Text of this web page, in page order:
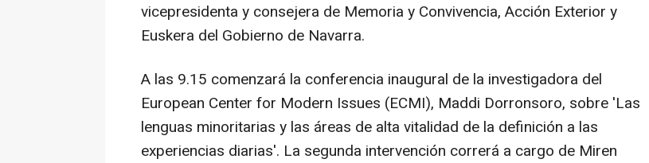
vicepresidenta y consejera de Memoria y Convivencia, Acción Exterior y
Euskera del Gobierno de Navarra.
A las 9.15 comenzará la conferencia inaugural de la investigadora del
European Center for Modern Issues (ECMI), Maddi Dorronsoro, sobre 'Las
lenguas minoritarias y las áreas de alta vitalidad de la definición a las
experiencias diarias'. La segunda intervención correrá a cargo de Miren